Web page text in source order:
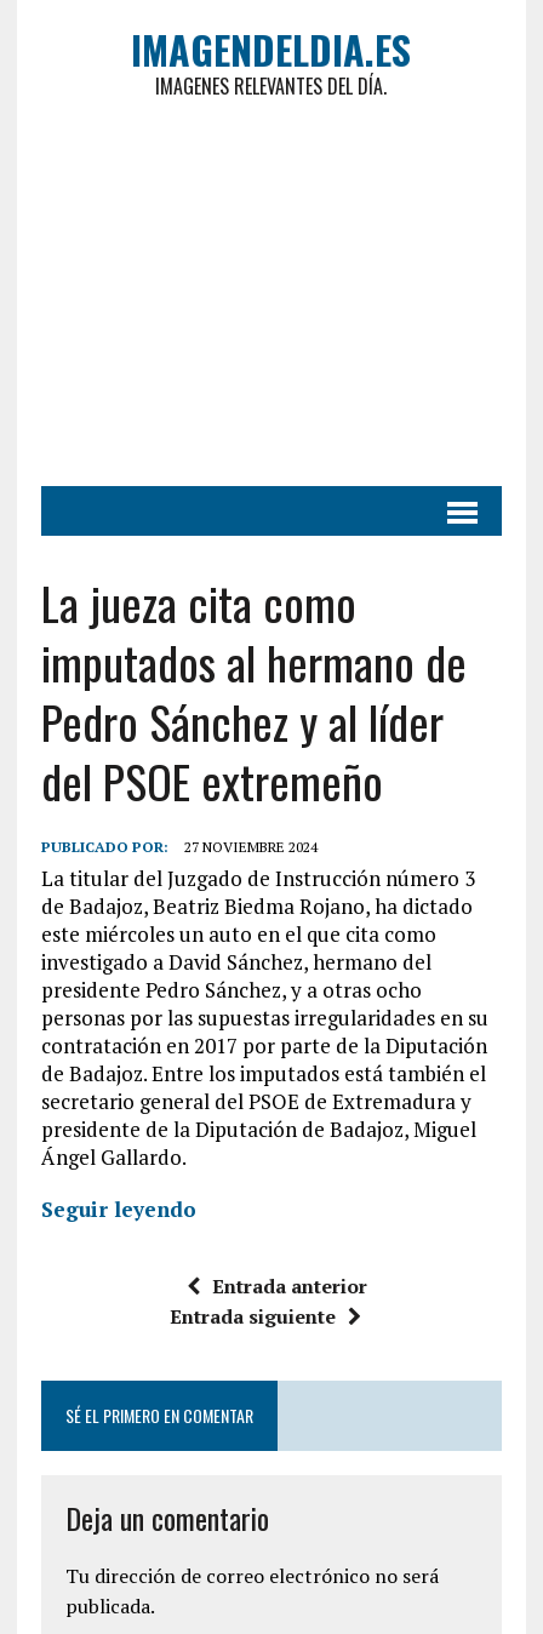
IMAGENDELDIA.ES
IMAGENES RELEVANTES DEL DÍA.
La jueza cita como
imputados al hermano de
Pedro Sánchez y al líder
del PSOE extremeño
PUBLICADO POR: 27 NOVIEMBRE 2024
La titular del Juzgado de Instrucción número 3
de Badajoz, Beatriz Biedma Rojano, ha dictado
este miércoles un auto en el que cita como
investigado a David Sánchez, hermano del
presidente Pedro Sánchez, y a otras ocho
personas por las supuestas irregularidades en su
contratación en 2017 por parte de la Diputación
de Badajoz. Entre los imputados está también el
secretario general del PSOE de Extremadura y
presidente de la Diputación de Badajoz, Miguel
Ángel Gallardo.
Seguir leyendo
Entrada anterior
Entrada siguiente
SÉ EL PRIMERO EN COMENTAR
Deja un comentario
Tu dirección de correo electrónico no será
publicada.